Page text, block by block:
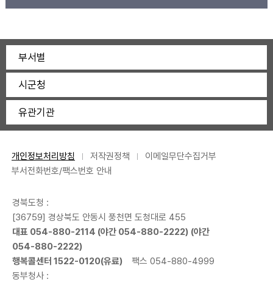
부서별
시군청
유관기관
개인정보처리방침 저작권정책
이메일무단수집거부
부서전화번호/팩스번호 안내
경북도청 :
[36759] 경상북도 안동시 풍천면 도청대로 455
대표 054-880-2114 (야간 054-880-2222) (야간
054-880-2222)
행복콜센터 1522-0120(유료)
팩스 054-880-4999
동부청사 :